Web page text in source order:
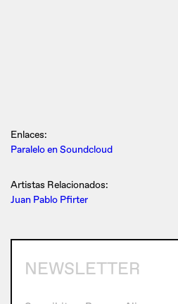
Enlaces:
Paralelo en Soundcloud
Artistas Relacionados:
Juan Pablo Pfirter
NEWSLETTER